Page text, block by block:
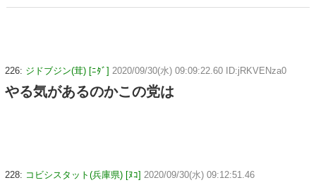
226: ジドブジン(茸) [ﾆﾀﾞ] 2020/09/30(水) 09:09:22.60 ID:jRKVENza0
やる気があるのかこの党は
228: コビシスタット(兵庫県) [ﾇｺ] 2020/09/30(水) 09:12:51.46